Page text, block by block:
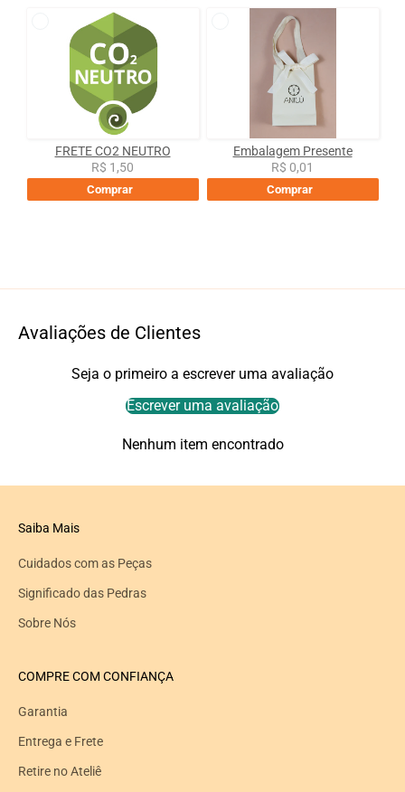
FRETE CO2 NEUTRO
R$ 1,50
Comprar
Embalagem Presente
R$ 0,01
Comprar
Avaliações de Clientes
Seja o primeiro a escrever uma avaliação
Escrever uma avaliação
Nenhum item encontrado
Saiba Mais
Cuidados com as Peças
Significado das Pedras
Sobre Nós
COMPRE COM CONFIANÇA
Garantia
Entrega e Frete
Retire no Ateliê